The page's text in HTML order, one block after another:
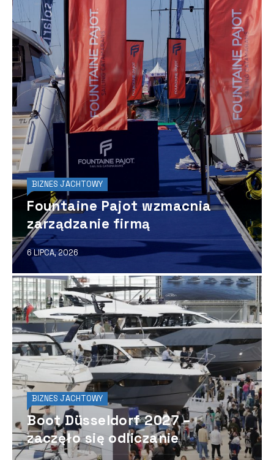
BIZNES JACHTOWY
Fountaine Pajot wzmacnia
zarządzanie firmą
6 LIPCA, 2026
BIZNES JACHTOWY
Boot Düsseldorf 2027 –
zaczęło się odliczanie